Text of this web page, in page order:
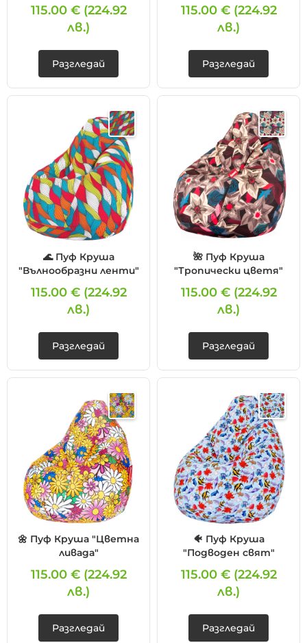
115.00 € (224.92
лв.)
Разгледай
115.00 € (224.92
лв.)
Разгледай
🌊 Пуф Круша
"Вълнообразни ленти"
115.00 € (224.92
лв.)
Разгледай
🌺 Пуф Круша
"Тропически цветя"
115.00 € (224.92
лв.)
Разгледай
🌼 Пуф Круша "Цветна
ливада"
115.00 € (224.92
лв.)
Разгледай
🐠 Пуф Круша
"Подводен свят"
115.00 € (224.92
лв.)
Разгледай